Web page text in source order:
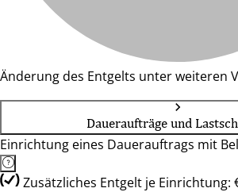
Änderung des Entgelts unter weiteren
Daueraufträge und
Einrichtung eines Dauerauftrags mit
Zusätzliches Entgelt je Einrichtung: